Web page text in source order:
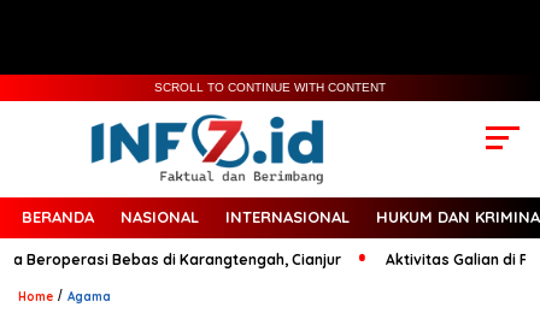
SCROLL TO CONTINUE WITH CONTENT
BERANDA NASIONAL INTERNASIONAL HUKUM DAN
Bebas di Karangtengah, Cianjur Aktivitas Galian di
Home / Agama